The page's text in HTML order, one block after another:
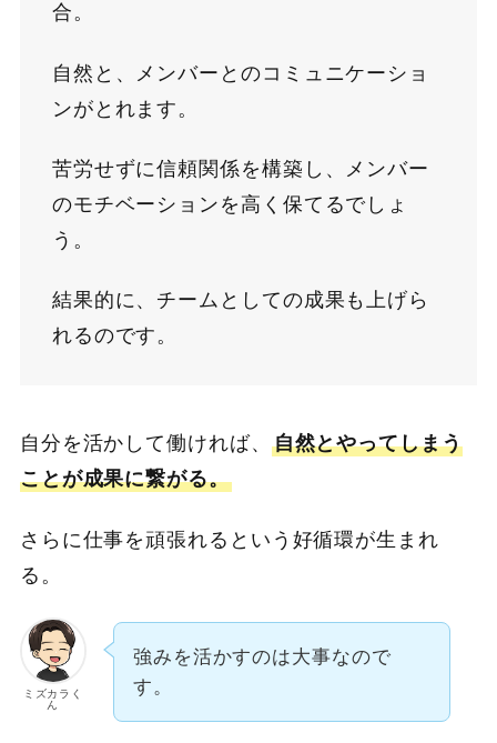
合。
自然と、メンバーとのコミュニケーショ
ンがとれます。
苦労せずに信頼関係を構築し、メンバー
のモチベーションを高く保てるでしょ
う。
結果的に、チームとしての成果も上げら
れるのです。
自分を活かして働ければ、 自然とやってしまう
ことが成果に繋がる。
さらに仕事を頑張れるという好循環が生まれ
る。
ミズカラく
ん
強みを活かすのは大事なので
す。